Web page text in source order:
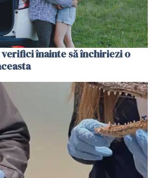
verifici înainte să închiriezi o